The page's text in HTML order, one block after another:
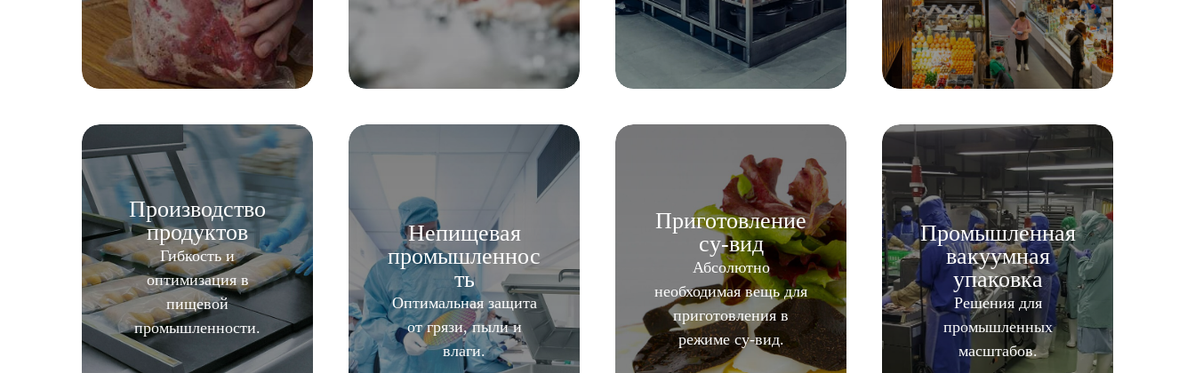
Производство
продуктов
Гибкость и
оптимизация в
пищевой
промышленности.
Непищевая
промышленнос
ть
Оптимальная защита
от грязи, пыли и
влаги.
Приготовление
су-вид
Абсолютно
необходимая вещь для
приготовления в
режиме су-вид.
Промышленная
вакуумная
упаковка
Решения для
промышленных
масштабов.